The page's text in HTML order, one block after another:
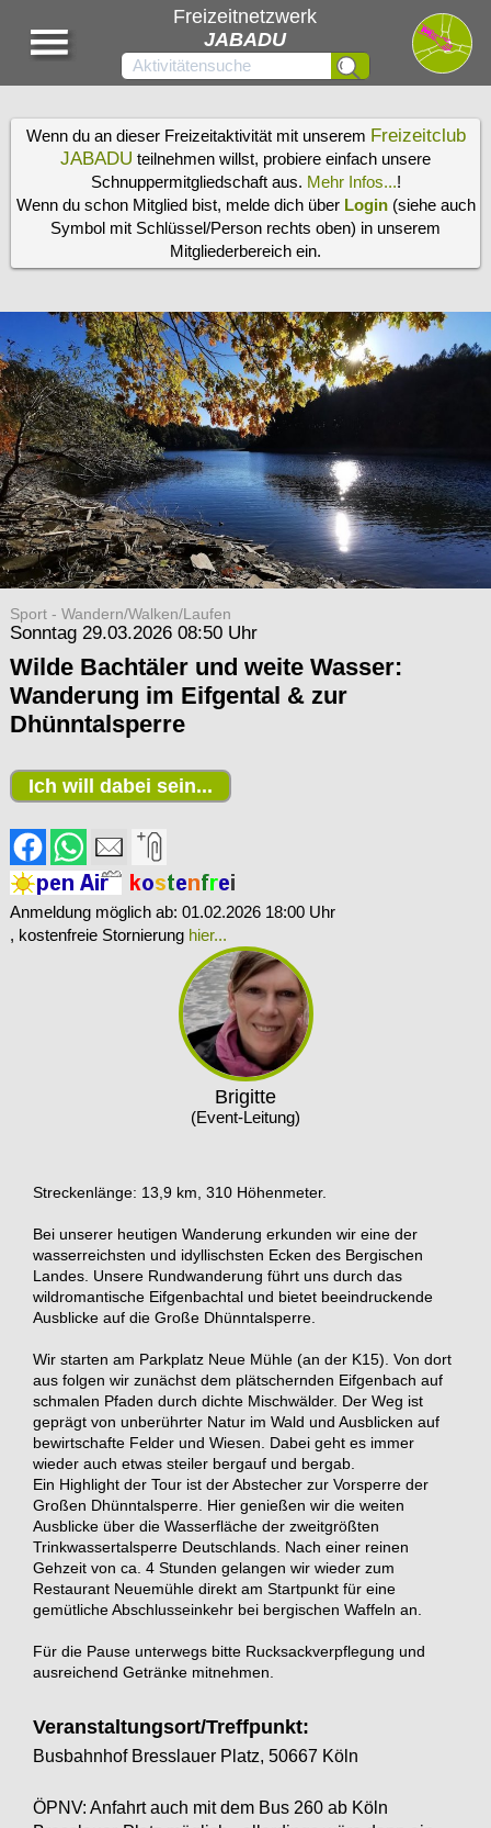
Freizeitnetzwerk
JABADU
Wenn du an dieser Freizeitaktivität mit unserem Freizeitclub
JABADU teilnehmen willst, probiere einfach unsere
Schnuppermitgliedschaft aus. Mehr Infos...!
Wenn du schon Mitglied bist, melde dich über Login(siehe auch
Symbol mit Schlüssel/Person rechts oben) in unserem
Mitgliederbereich ein.
Sport - Wandern/Walken/Laufen
Sonntag 29.03.2026 08:50 Uhr
Wilde Bachtäler und weite Wasser:
Wanderung im Eifgental & zur
Dhünntalsperre
Brigitte
(Event-Leitung)
Ich will dabei sein...
Anmeldung möglich ab: 01.02.2026 18:00 Uhr
, kostenfreie Stornierung hier...
Streckenlänge: 13,9 km, 310 Höhenmeter.
Bei unserer heutigen Wanderung erkunden wir eine der
wasserreichsten und idyllischsten Ecken des Bergischen
Landes. Unsere Rundwanderung führt uns durch das
wildromantische Eifgenbachtal und bietet beeindruckende
Ausblicke auf die Große Dhünntalsperre.
Wir starten am Parkplatz Neue Mühle (an der K15). Von dort
aus folgen wir zunächst dem plätschernden Eifgenbach auf
schmalen Pfaden durch dichte Mischwälder. Der Weg ist
geprägt von unberührter Natur im Wald und Ausblicken auf
bewirtschafte Felder und Wiesen. Dabei geht es immer
wieder auch etwas steiler bergauf und bergab.
Ein Highlight der Tour ist der Abstecher zur Vorsperre der
Großen Dhünntalsperre. Hier genießen wir die weiten
Ausblicke über die Wasserfläche der zweitgrößten
Trinkwassertalsperre Deutschlands. Nach einer reinen
Gehzeit von ca. 4 Stunden gelangen wir wieder zum
Restaurant Neuemühle direkt am Startpunkt für eine
gemütliche Abschlusseinkehr bei bergischen Waffeln an.
Für die Pause unterwegs bitte Rucksackverpflegung und
ausreichend Getränke mitnehmen.
Veranstaltungsort/Treffpunkt:
Busbahnhof Bresslauer Platz, 50667 Köln
ÖPNV: Anfahrt auch mit dem Bus 260 ab Köln